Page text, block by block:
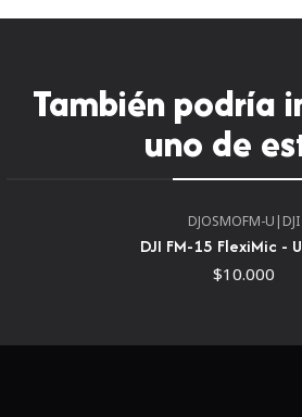
alimentados con cuatro baterías AA
tiempos de reciclaje y aumentar la
Adecuado para todas las
caliente estándar, como Canon,
acortar el tiempo de reciclaje y
También podría
uno de
DJOSMOFM-U | DJI
DJI FM-15 FlexiMic -
$10.000